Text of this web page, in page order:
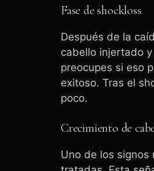
Fase de shockloss
Después de la
cabello injertado
preocupes si eso
exitoso. Tras el
poco.
Crecimiento de
Uno de los signos